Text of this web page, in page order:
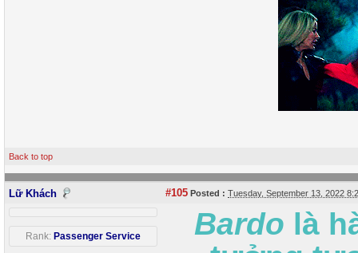
Back to top
Lữ Khách #105 Posted : Tuesday, September 13, 2022
Rank: Passenger Service Bardo là